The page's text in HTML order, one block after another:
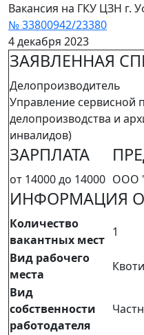
Вакансия на ГКУ ЦЗН г.
№ 33800942/23380
4 декабря 2023
ЗАЯВЛЕННАЯ
Делопроизводитель
Управление сервисной
делопроизводства и
инвалидов)
ЗАРПЛАТА
от 14000 до 14000 ООО
ИНФОРМАЦИЯ
Количество
вакантных мест
1
Вид рабочего
места
Вид
собственности
работодателя